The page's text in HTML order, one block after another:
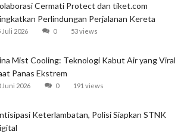
Cermati Protect dan tiket.com
Perlindungan Perjalanan Kereta
Juli 2026 0 53 views
Mist Cooling: Teknologi Kabut Air yang Viral
Panas Ekstrem
Juni 2026 0 191 views
Keterlambatan, Polisi Siapkan STNK